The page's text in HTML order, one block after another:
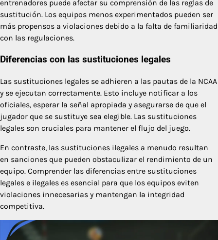
entrenadores puede afectar su comprensión de las reglas de
sustitución. Los equipos menos experimentados pueden ser
más propensos a violaciones debido a la falta de familiaridad
con las regulaciones.
Diferencias con las sustituciones legales
Las sustituciones legales se adhieren a las pautas de la NCAA
y se ejecutan correctamente. Esto incluye notificar a los
oficiales, esperar la señal apropiada y asegurarse de que el
jugador que se sustituye sea elegible. Las sustituciones
legales son cruciales para mantener el flujo del juego.
En contraste, las sustituciones ilegales a menudo resultan
en sanciones que pueden obstaculizar el rendimiento de un
equipo. Comprender las diferencias entre sustituciones
legales e ilegales es esencial para que los equipos eviten
violaciones innecesarias y mantengan la integridad
competitiva.